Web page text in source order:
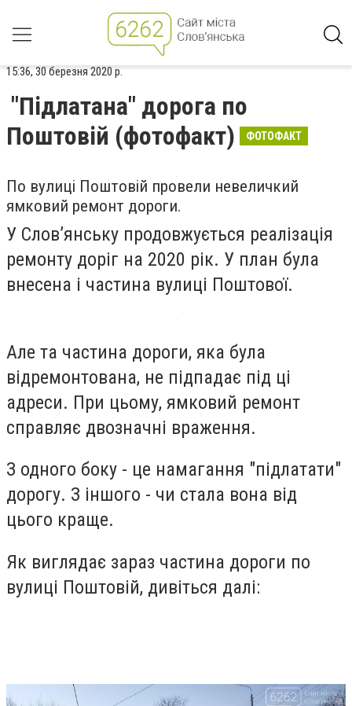
15:36, 30 березня 2020 р.
"Підлатана" дорога по
Поштовій (фотофакт)
ФОТОФАКТ
По вулиці Поштовій провели невеличкий
ямковий ремонт дороги.
У Слов’янську продовжується реалізація
ремонту доріг на 2020 рік. У план була
внесена і частина вулиці Поштової.
Але та частина дороги, яка була
відремонтована, не підпадає під ці
адреси. При цьому, ямковий ремонт
справляє двозначні враження.
З одного боку - це намагання "підлатати"
дорогу. З іншого - чи стала вона від
цього краще.
Як виглядає зараз частина дороги по
вулиці Поштовій, дивіться далі: